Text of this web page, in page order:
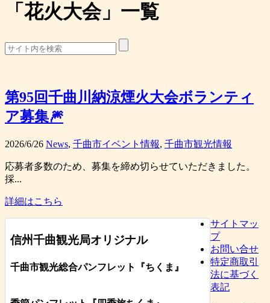
「 花火大会」 一覧
第95回千曲川納涼煙火大会ボランティ
ア募集🎆
2026/6/26 News, 千曲市イベント情報, 千曲市観光情報
応募者多数のため、募集を締め切らせていただきました。
採...
詳細はこちら
信州千曲観光局オリジナル
千曲市観光総合パンフレット 『ちくま 』
サイトマッ
プ
お問い合せ
特定商取引
法に基づく
表記